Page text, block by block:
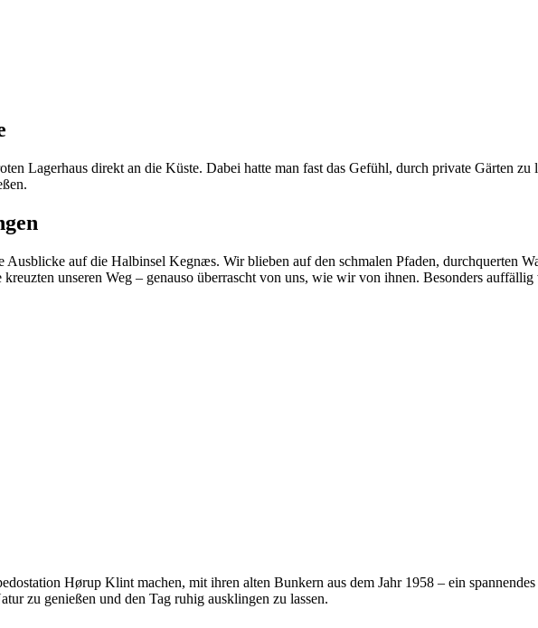
Lagerhaus direkt an die Küste. Dabei hatte man fast das Gefühl, durch private Gärten
Ausblicke auf die Halbinsel Kegnæs. Wir blieben auf den schmalen Pfaden, durchquerten
unseren Weg – genauso überrascht von uns, wie wir von ihnen. Besonders
Hørup Klint machen, mit ihren alten Bunkern aus dem Jahr 1958 – ein
zu genießen und den Tag ruhig ausklingen zu lassen.